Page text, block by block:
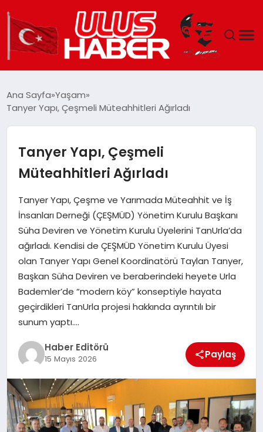
DÜNYA
EKONOMI
SIYASET
TEKNOLOJI
Ana Sayfa Yaşam
Tanyer Yapı, Çeşmeli Müteahhitleri Ağırladı
Tanyer Yapı, Çeşmeli
Müteahhitleri Ağırladı
Tanyer Yapı, Çeşme ve Yarımada Müteahhit ve İş
İnsanları Derneği (ÇEŞMÜD) Yönetim Kurulu Başkanı
Süha Deviren ve Yönetim Kurulu Üyelerini TanUrla’da
ağırladı. Kendisi de ÇEŞMÜD Yönetim Kurulu Üyesi
olan Tanyer Yapı Genel Koordinatörü Taylan Tanyer,
Başkan Süha Deviren ve beraberindeki heyete Urla
Bademler’de “modern köy” konseptiyle hayata
geçirdikleri TanUrla projesi hakkında ayrıntılı bir
sunum yaptı….
Haber Editörü
15 Mayıs 2026 Paylaş